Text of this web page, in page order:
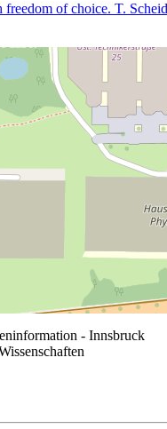
of choice. T.
- Innsbruck